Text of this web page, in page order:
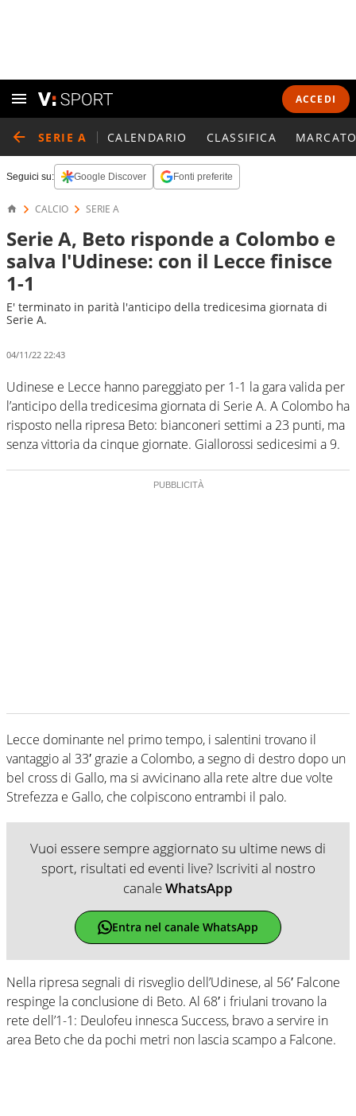
ACCEDI
SERIE A CALENDARIO CLASSIFICA
Seguici su: Google Discover Fonti preferite
CALCIO SERIE A
Serie A, Beto risponde a Colombo e
salva l'Udinese: con il Lecce finisce
1-1
E' terminato in parità l'anticipo della tredicesima giornata di
Serie A.
04/11/22 22:43
Udinese e Lecce hanno pareggiato per 1-1 la gara valida per
l’anticipo della tredicesima giornata di Serie A. A Colombo ha
risposto nella ripresa Beto: bianconeri settimi a 23 punti, ma
senza vittoria da cinque giornate. Giallorossi sedicesimi a 9.
Lecce dominante nel primo tempo, i salentini trovano il
vantaggio al 33′ grazie a Colombo, a segno di destro dopo un
bel cross di Gallo, ma si avvicinano alla rete altre due volte
Strefezza e Gallo, che colpiscono entrambi il palo.
Vuoi essere sempre aggiornato su ultime news di
sport, risultati ed eventi live? Iscriviti al nostro
canaleWhatsApp
Entra nel canale WhatsApp
Nella ripresa segnali di risveglio dell’Udinese, al 56′ Falcone
respinge la conclusione di Beto. Al 68′ i friulani trovano la
rete dell’1-1: Deulofeu innesca Success, bravo a servire in
area Beto che da pochi metri non lascia scampo a Falcone.